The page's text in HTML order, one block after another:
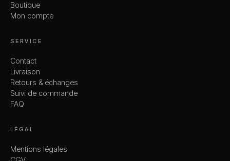
Boutique
Mon compte
SERVICE
Contact
Livraison
Retours & échanges
Suivi de commande
FAQ
LÉGAL
Mentions légales